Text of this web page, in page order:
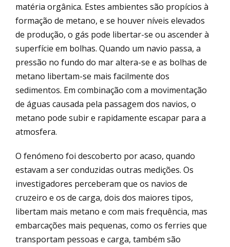
matéria orgânica. Estes ambientes são propícios à
formação de metano, e se houver níveis elevados
de produção, o gás pode libertar-se ou ascender à
superfície em bolhas. Quando um navio passa, a
pressão no fundo do mar altera-se e as bolhas de
metano libertam-se mais facilmente dos
sedimentos. Em combinação com a movimentação
de águas causada pela passagem dos navios, o
metano pode subir e rapidamente escapar para a
atmosfera.
O fenómeno foi descoberto por acaso, quando
estavam a ser conduzidas outras medições. Os
investigadores perceberam que os navios de
cruzeiro e os de carga, dois dos maiores tipos,
libertam mais metano e com mais frequência, mas
embarcações mais pequenas, como os ferries que
transportam pessoas e carga, também são